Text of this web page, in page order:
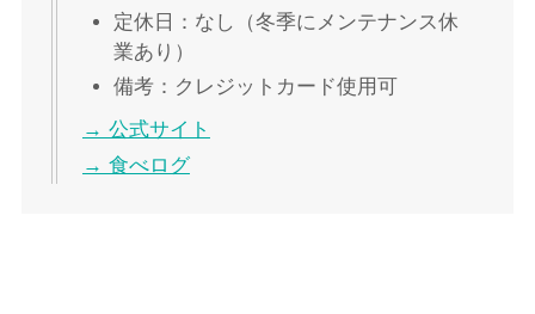
定休日：なし（冬季にメンテナンス休
業あり）
備考：クレジットカード使用可
→ 公式サイト
→ 食べログ